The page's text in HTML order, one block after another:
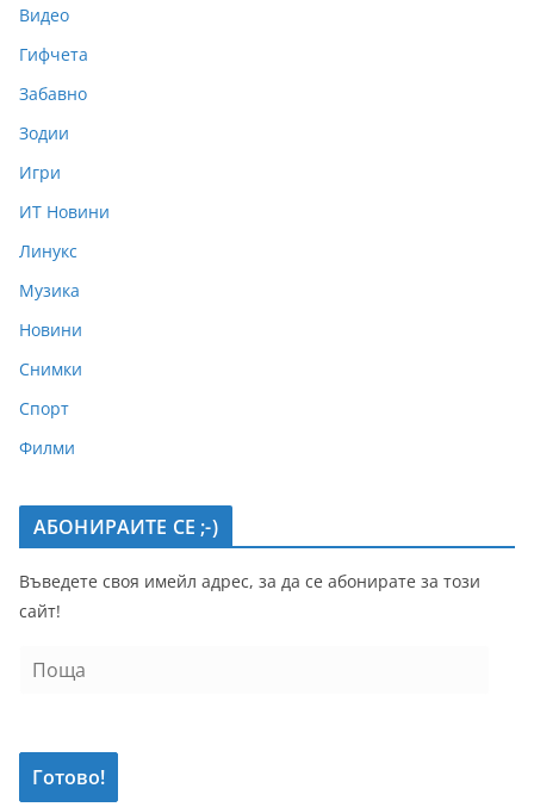
Видео
Гифчета
Забавно
Зодии
Игри
ИТ Новини
Линукс
Музика
Новини
Снимки
Спорт
Филми
АБОНИРАИТЕ СЕ ;-)
Въведете своя имейл адрес, за да се абонирате за този
сайт!
а
Готово!